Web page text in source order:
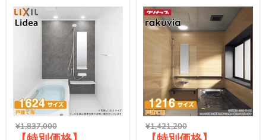
元
¥1,837,000
元
¥1,421,200